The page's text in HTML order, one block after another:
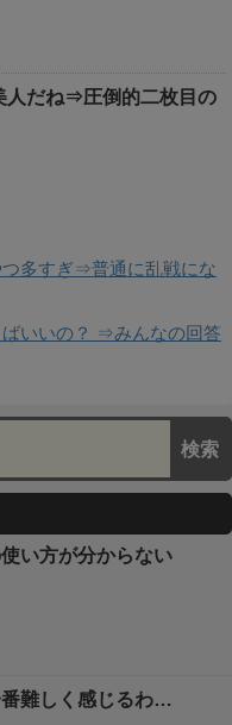
人だね⇒圧倒的二枚目の
つ多すぎ⇒普通に乱戦にな
ばいいの？ ⇒みんなの回答
い方が分からない
番難しく感じるわ…